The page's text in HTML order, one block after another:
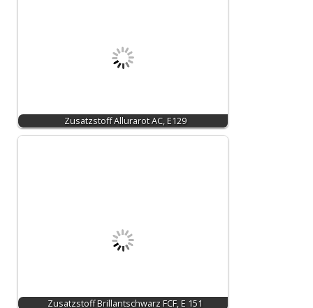
Zusatzstoff Allurarot AC, E129
Zusatzstoff Brillantschwarz FCF, E 151